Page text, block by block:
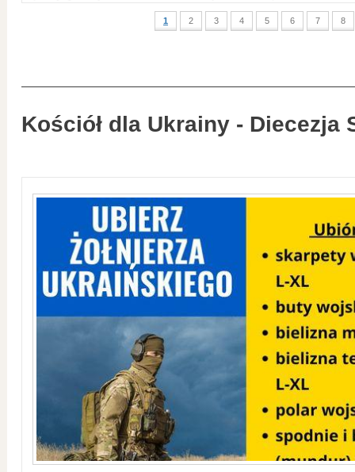
1 2 3 4 5 6 7 8
Kościół dla Ukrainy - Diecezja